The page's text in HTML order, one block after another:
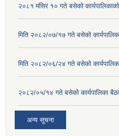
२०८१ मंसिर १० गते बसेको
मिति २०८२/०७/१७ गते बसेको
मिति २०८२/०६/२४ गते बसेको
२०८२/०५/१४ गते बसेको कार्यपालिका
अन्य सूचना